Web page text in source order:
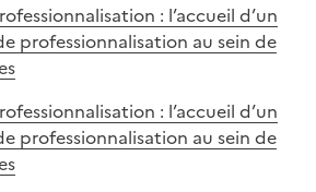
: l’accueil d’un
professionnalisation au sein de
: l’accueil d’un
professionnalisation au sein de